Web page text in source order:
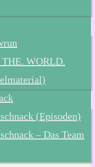
WORLD.
(Episoden)
– Das Team